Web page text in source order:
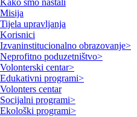
Kako smo nastali
Misija
Tijela upravljanja
Korisnici
Izvaninstitucionalno obrazovanje>
Neprofitno poduzetništvo>
Volonterski centar>
Edukativni programi>
Volonters centar
Socijalni programi>
Ekološki programi>